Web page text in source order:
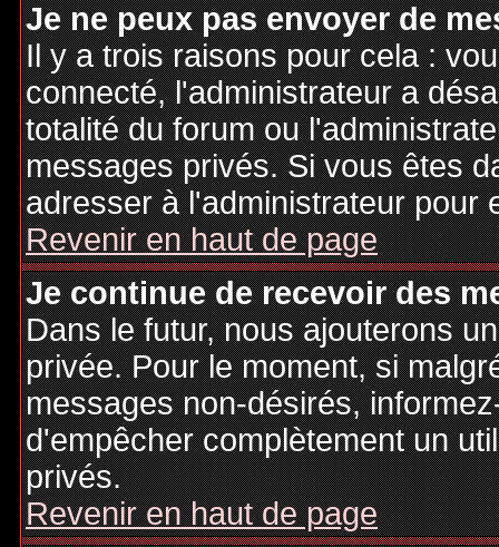
Je ne peux pas envoyer de
Il y a trois raisons pour cela :
connecté, l'administrateur a
totalité du forum ou
messages privés. Si vous êtes
adresser à l'administrateur pour
Revenir en haut de page
Je continue de recevoir des
Dans le futur, nous ajouterons
privée. Pour le moment, si
messages non-désirés,
d'empêcher complètement un
privés.
Revenir en haut de page